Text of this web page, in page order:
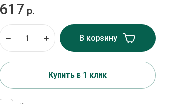
617 р.
В корзину
Купить в 1 клик